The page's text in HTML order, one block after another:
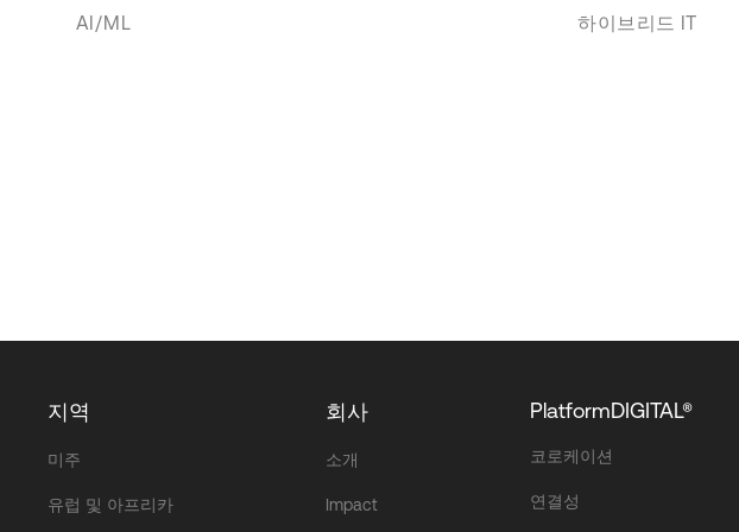
AI/ML 하이브리드 IT
지역
미주
유럽 및 아프리카
회사
소개
Impact
PlatformDIGITAL®
코로케이션
연결성